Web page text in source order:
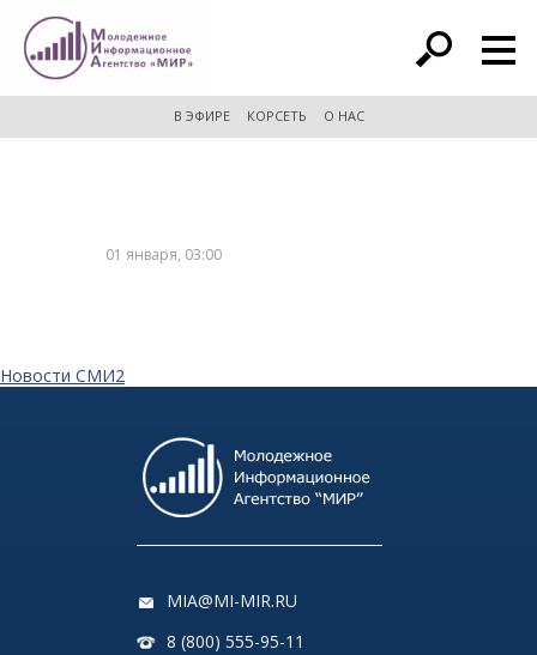
расширенный поиск
В ЭФИРЕ КОРСЕТЬ О НАС
01 января, 03:00
Новости СМИ2
MIA@MI-MIR.RU
8 (800) 555-95-11